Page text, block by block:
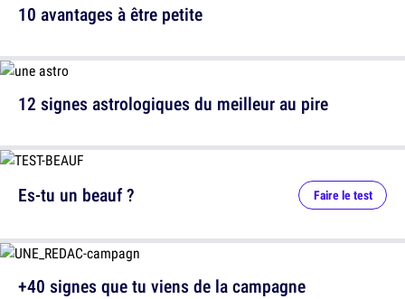
10 avantages à être petite
12 signes astrologiques du meilleur au pire
Es-tu un beauf ? Faire le test
+40 signes que tu viens de la campagne